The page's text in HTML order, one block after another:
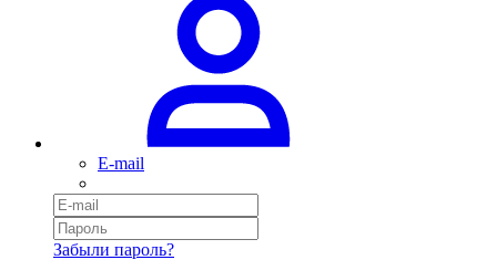
E-mail
Забыли пароль?